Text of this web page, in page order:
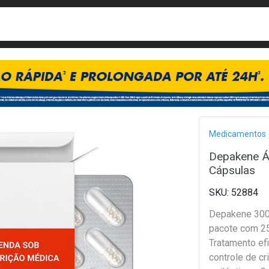
Medicamentos
Depakene
Cápsulas
52884
Depakene
pacote com
Tratamento
controle de